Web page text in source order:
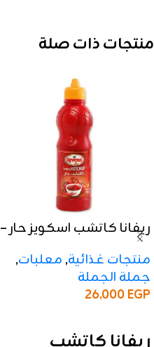
منتجات ذات صلة
ريفانا كاتشب اسكويز حار –
500 جرام
منتجات غذائية, معلبات,
جملة الجملة
26,000EGP